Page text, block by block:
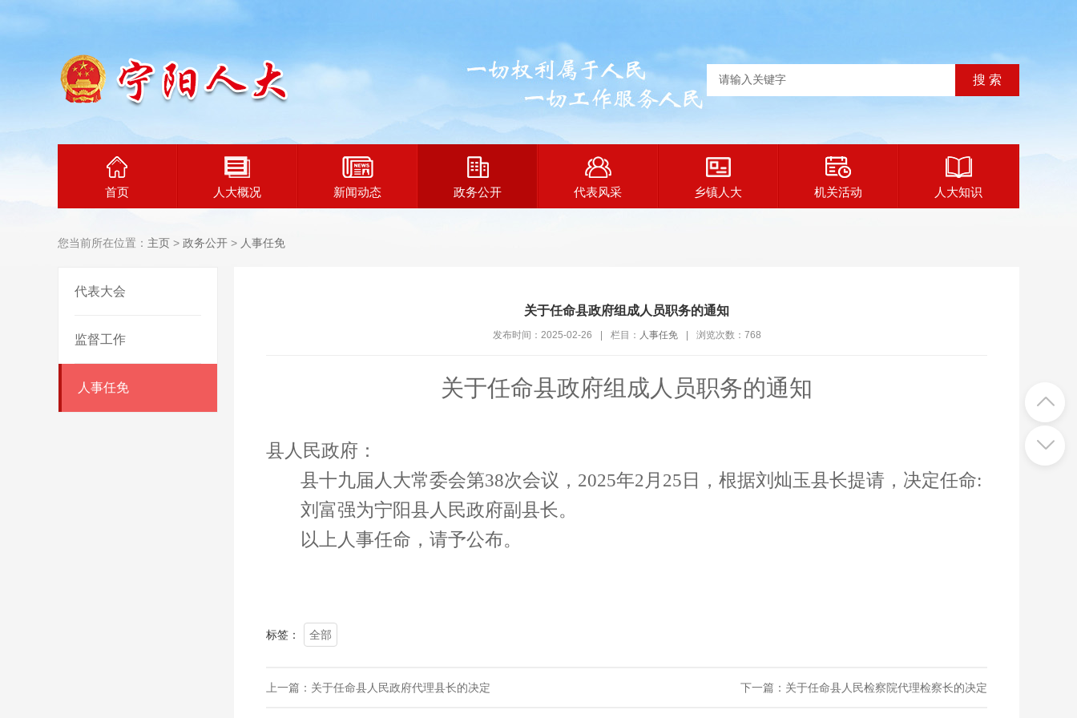
首页 人大概况 新闻动态 政务公开 代表风采 乡镇人大 机关活动 人大知识
您当前所在位置： 主页 > 政务公开 > 人事任免
代表大会
监督工作
人事任免
关于任命县政府组成人员职务的通知
发布时间：2025-02-26 栏目： 人事任免 浏览次数： 768
关于任命县政府组成人员职务的通知
县人民政府：
县十九届人大常委会第38次会议， 2025年2 月 25 日，根据刘灿玉县长提请，决定任命:
刘富强为宁阳县人民政府副县长。
以上人事任命，请予公布。
标签： 全部
上一篇： 关于任命县人民政府代理县长的决定 下一篇： 关于任命县人民检察院代理检察长的决定